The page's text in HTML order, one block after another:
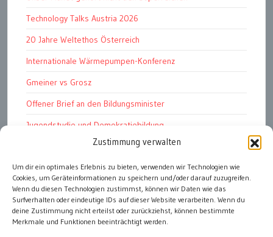
Zustimmung verwalten
Um dir ein optimales Erlebnis zu bieten, verwenden wir Technologien wie
Cookies, um Geräteinformationen zu speichern und/oder darauf zuzugreifen.
Wenn du diesen Technologien zustimmst, können wir Daten wie das
Surfverhalten oder eindeutige IDs auf dieser Website verarbeiten. Wenn du
deine Zustimmung nicht erteilst oder zurückziehst, können bestimmte
Merkmale und Funktionen beeinträchtigt werden.
Technology Talks Austria 2026
20 Jahre Weltethos Österreich
Internationale Wärmepumpen-Konferenz
Gmeiner vs Grosz
Offener Brief an den Bildungsminister
Jugendstudie und Demokratiebildung
Solschenizyn, Dugin und der Westen
Finanzindustrie manipuliert Schüler
Chemtrails Contrails Geoengineering